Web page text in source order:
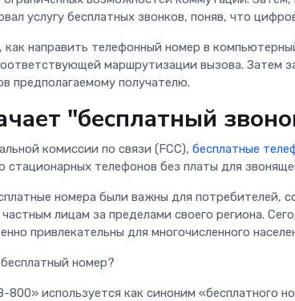
услугу бесплатных звонков, поняв, что
как направить телефонный номер в
маршрутизации вызова. Затем
предполагаемому получателю.
"бесплатный
комиссии по связи (FCC), бесплатные
стационарных телефонов без платы для
номера были важны для потребителей,
лицам за пределами своего региона.
привлекательны для многочисленного
номер?
800» используется как синоним «бесплатного